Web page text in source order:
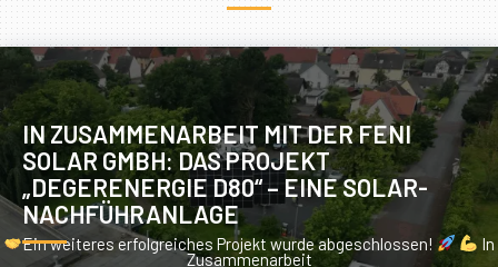
IN ZUSAMMENARBEIT MIT DER FENI
SOLAR GMBH: DAS PROJEKT
„DEGERENERGIE D80“ – EINE SOLAR-
NACHFÜHRANLAGE
Ein weiteres erfolgreiches Projekt wurde abgeschlossen!
In
Zusammenarbeit